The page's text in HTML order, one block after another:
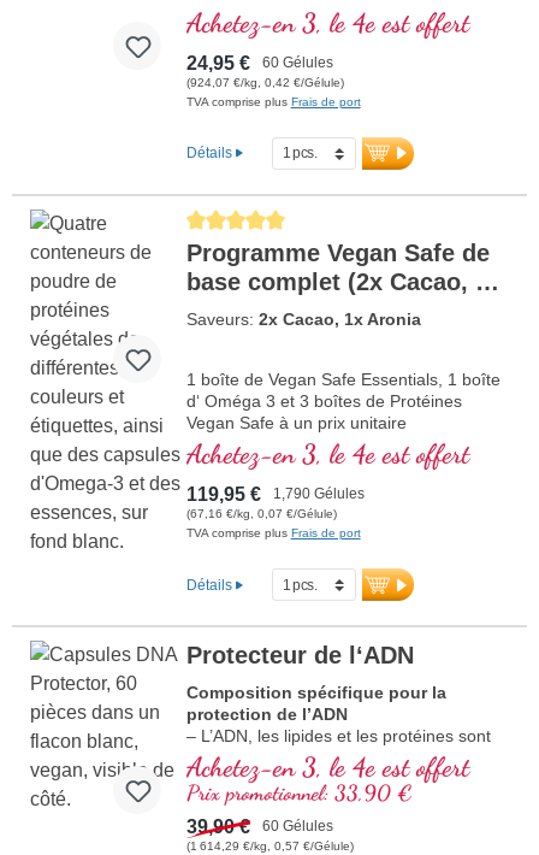
Achetez-en 3, le 4e est offert
24,95 € 60 Gélules
(924,07 €/kg, 0,42 €/Gélule)
TVA comprise plus Frais de port
Détails
Average rating of 5 out of 5 stars
Programme Vegan Safe de
base complet (2x Cacao, 1x
Aronia)
Saveurs: 2x Cacao, 1x Aronia
1 boîte de Vegan Safe Essentials, 1 boîte
d‘ Oméga 3 et 3 boîtes de Protéines
Vegan Safe à un prix unitaire
Achetez-en 3, le 4e est offert
119,95 € 1,790 Gélules
(67,16 €/kg, 0,07 €/Gélule)
TVA comprise plus Frais de port
Détails
Protecteur de l‘ADN
Composition spécifique pour la
protection de l’ADN
– L’ADN, les lipides et les protéines sont
des éléments des cellules
particulièrement importants. Protégez vos
cellules contre le stress oxydatif avec des
substances de grande valeur !
Achetez-en 3, le 4e est offert
Prix promotionnel: 33,90 €
39,90 € 60 Gélules
(1 614,29 €/kg, 0,57 €/Gélule)